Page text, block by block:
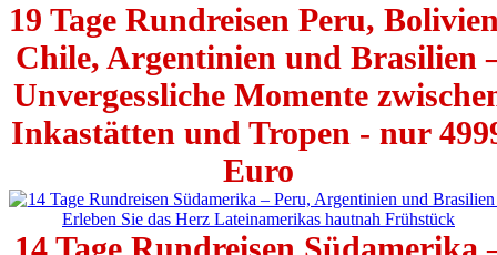
19 Tage Rundreisen Peru,
Chile, Argentinien und Brasilien
Unvergessliche Momente
Inkastätten und Tropen - nur
Euro